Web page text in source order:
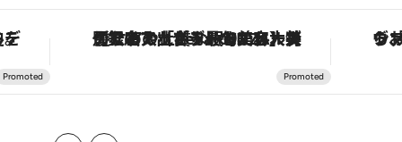
える。 【銀座で出合う最旬美容】美髪ケアや上質な眠り…セルフケアのアップデートから、特別な名入れギフトまで。大人のための「ReFa GINZA」クルーズ